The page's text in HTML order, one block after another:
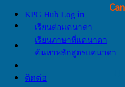
เรียนต่อแคนาดา
เรียนภาษาที่แคนาดา
ค้นหาหลักสูตรแคนาดา
KPG Hub Log in
ติดต่อ